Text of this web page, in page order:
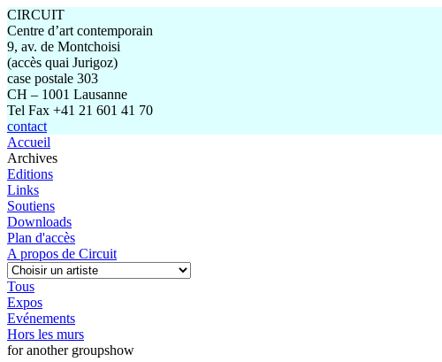
CIRCUIT
Centre d’art contemporain
9, av. de Montchoisi
(accès quai Jurigoz)
case postale 303
CH – 1001 Lausanne
Tel Fax +41 21 601 41 70
contact
Accueil
Archives
Editions
Links
Soutiens
Downloads
Plan d'accès
A propos de Circuit
Tous
Expos
Evénements
Hors les murs
for another groupshow